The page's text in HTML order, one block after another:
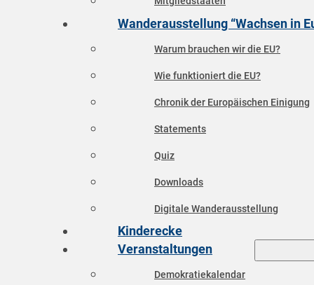
Wanderausstellung “Wachsen in
Warum brauchen wir die EU?
Wie funktioniert die EU?
Chronik der Europäischen Einigung
Statements
Quiz
Downloads
Digitale Wanderausstellung
Kinderecke
Veranstaltungen
Demokratiekalendar